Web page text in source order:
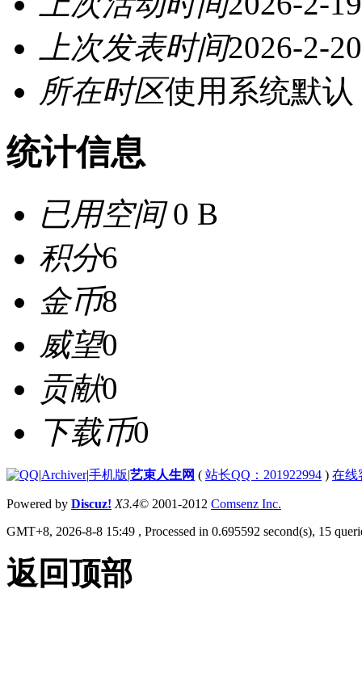
上次发表时间2026-2-
所在时区使用系统默认
统计信息
已用空间0 B
积分6
金币8
威望0
贡献0
下载币0
|Archiver|手机版|艺束人生网 ( 站长QQ：201922994 ) 在线
Powered by Discuz! X3.4© 2001-2012 Comsenz Inc.
GMT+8, 2026-8-8 15:49 , Processed in 0.695592 second(s), 15
返回顶部